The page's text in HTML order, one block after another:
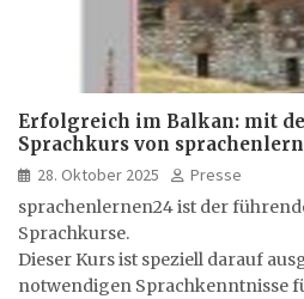
Erfolgreich im Balkan: mit
Sprachkurs von
28. Oktober 2025
Presse
sprachenlernen24 ist der
Sprachkurse.
Dieser Kurs ist speziell darauf
notwendigen Sprachkenntnisse